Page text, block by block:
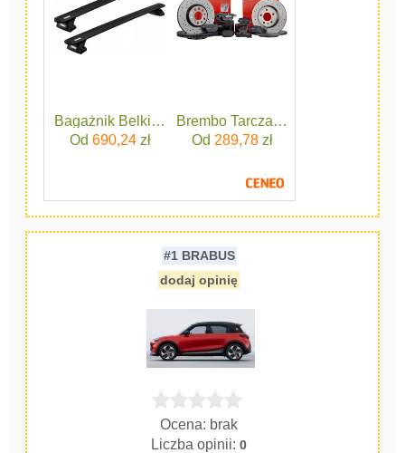
Bagażnik Belki Thule WingBar Evo 135 black czarne
Od 690,24zł
Brembo Tarcza Hamulcowa
Od 289,78zł
#1 BRABUS
dodaj opinię
Ocena: brak
Liczba opinii:0